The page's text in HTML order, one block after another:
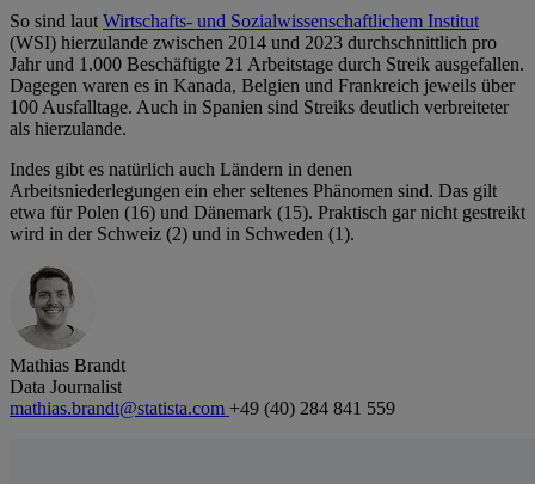
So sind lautWirtschafts- und Sozialwissenschaftlichem Institut
(WSI) hierzulande zwischen 2014 und 2023 durchschnittlich pro
Jahr und 1.000 Beschäftigte 21 Arbeitstage durch Streik ausgefallen.
Dagegen waren es in Kanada, Belgien und Frankreich jeweils über
100 Ausfalltage. Auch in Spanien sind Streiks deutlich verbreiteter
als hierzulande.
Indes gibt es natürlich auch Ländern in denen
Arbeitsniederlegungen ein eher seltenes Phänomen sind. Das gilt
etwa für Polen (16) und Dänemark (15). Praktisch gar nicht gestreikt
wird in der Schweiz (2) und in Schweden (1).
Mathias Brandt
Data Journalist
mathias.brandt@statista.com +49 (40) 284 841 559